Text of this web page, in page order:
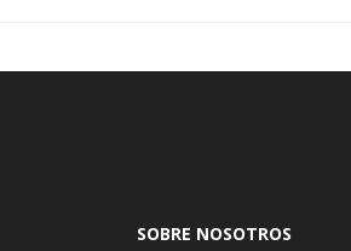
SOBRE NOSOTROS